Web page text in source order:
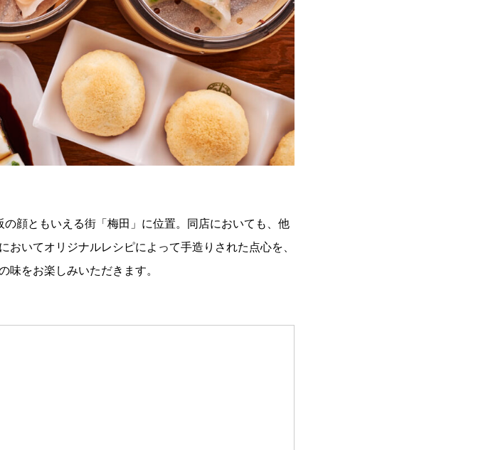
顔ともいえる街「梅田」に位置。同店においても、他
いてオリジナルレシピによって手造りされた点心を、
をお楽しみいただきます。